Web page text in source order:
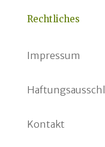
Rechtliches
Impressum
Kontakt